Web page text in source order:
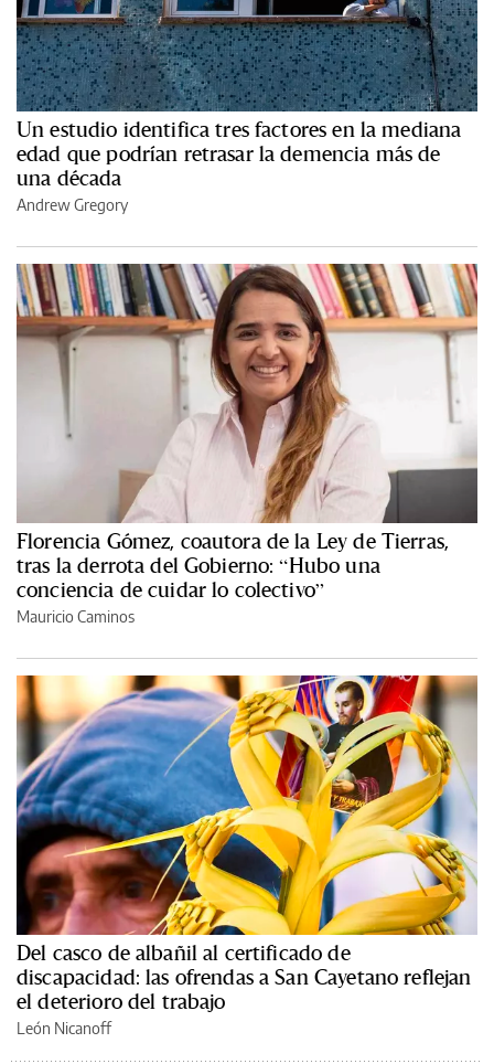
Un estudio identifica tres factores en la mediana
edad que podrían retrasar la demencia más de
una década
Andrew Gregory
Florencia Gómez, coautora de la Ley de Tierras,
tras la derrota del Gobierno: “Hubo una
conciencia de cuidar lo colectivo”
Mauricio Caminos
Del casco de albañil al certificado de
discapacidad: las ofrendas a San Cayetano reflejan
el deterioro del trabajo
León Nicanoff